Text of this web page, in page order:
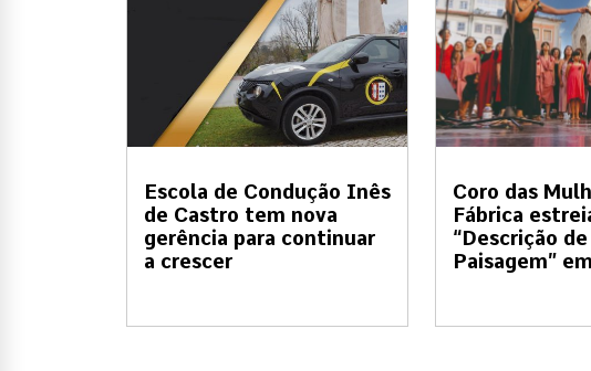
Escola de Condução Inês
de Castro tem nova
gerência para continuar
a crescer
Coro das
Fábrica
“Descrição
Paisagem”